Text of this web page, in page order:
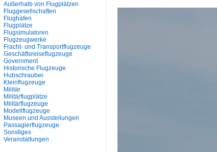
Außerhalb von Flugplätzen
Fluggesellschaften
Flughäfen
Flugplätze
Flugsimulatoren
Flugzeugwerke
Fracht- und Transportflugzeuge
Geschäftsreiseflugzeuge
Government
Historische Flugzeuge
Hubschrauber
Kleinflugzeuge
Militär
Militärflugplätze
Militärflugzeuge
Modellflugzeuge
Museen und Ausstellungen
Passagierflugzeuge
Sonstiges
Veranstaltungen